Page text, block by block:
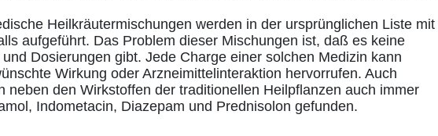
Heilkräutermischungen werden in der ursprünglichen Liste mit
aufgeführt. Das Problem dieser Mischungen ist, daß es keine
Dosierungen gibt. Jede Charge einer solchen Medizin kann
Wirkung oder Arzneimittelinteraktion hervorrufen. Auch
neben den Wirkstoffen der traditionellen Heilpflanzen auch immer
Indometacin, Diazepam und Prednisolon gefunden.